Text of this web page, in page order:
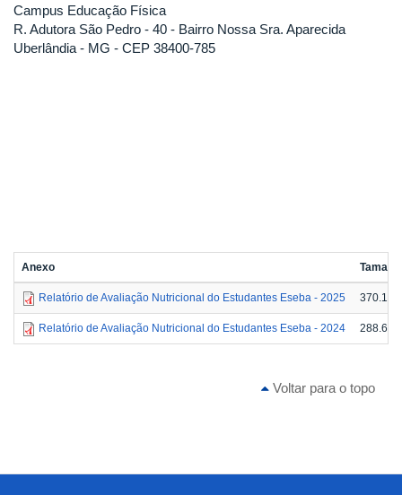
Campus Educação Física
R. Adutora São Pedro - 40 - Bairro Nossa Sra. Aparecida
Uberlândia - MG - CEP 38400-785
Anexo
Relatório de Avaliação Nutricional do Estudantes Eseba - 2025 370.15
Relatório de Avaliação Nutricional do Estudantes Eseba - 2024 288.64
Voltar para o topo